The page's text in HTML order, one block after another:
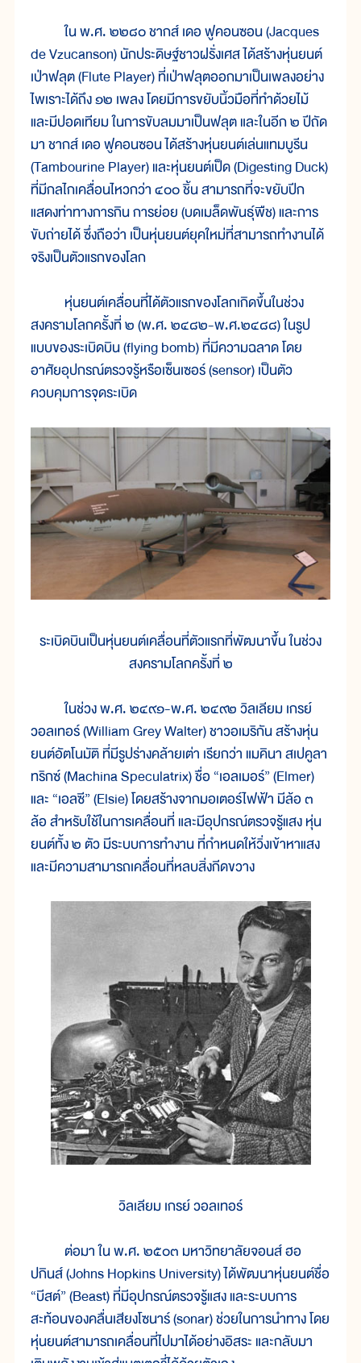
ใน พ.ศ. ๒๒๘๐ ชากส์ เดอ ฟูคอนซอน (Jacques
de Vzucanson) นักประดิษฐ์ชาวฝรั่งเศส ได้สร้างหุ่นยนต์
เป่าฟลุต (Flute Player) ที่เป่าฟลุตออกมาเป็นเพลงอย่าง
ไพเราะได้ถึง ๑๒ เพลง โดยมีการขยับนิ้วมือที่ทำด้วยไม้
และมีปอดเทียม ในการขับลมมาเป็นฟลุต และในอีก ๒ ปีถัด
มา ชากส์ เดอ ฟูคอนซอน ได้สร้างหุ่นยนต์เล่นแทมบูรีน
(Tambourine Player) และหุ่นยนต์เป็ด (Digesting Duck)
ที่มีกลไกเคลื่อนไหวกว่า ๔๐๐ ชิ้น สามารถที่จะขยับปีก
แสดงท่าทางการกิน การย่อย (บดเมล็ดพันธุ์พืช) และการ
ขับถ่ายได้ ซึ่งถือว่า เป็นหุ่นยนต์ยุคใหม่ที่สามารถทำงานได้
จริงเป็นตัวแรกของโลก
หุ่นยนต์เคลื่อนที่ได้ตัวแรกของโลกเกิดขึ้นในช่วง
สงครามโลกครั้งที่ ๒ (พ.ศ. ๒๔๘๒-พ.ศ.๒๔๘๘) ในรูป
แบบของระเบิดบิน (flying bomb) ที่มีความฉลาด โดย
อาศัยอุปกรณ์ตรวจรู้หรือเซ็นเซอร์ (sensor) เป็นตัว
ควบคุมการจุดระเบิด
ระเบิดบินเป็นหุ่นยนต์เคลื่อนที่ตัวแรกที่พัฒนาขึ้น ในช่วง
สงครามโลกครั้งที่ ๒
ในช่วง พ.ศ. ๒๔๙๑-พ.ศ. ๒๔๙๒ วิลเลียม เกรย์
วอลเทอร์ (William Grey Walter) ชาวอเมริกัน สร้างหุ่น
ยนต์อัตโนมัติ ที่มีรูปร่างคล้ายเต่า เรียกว่า แมคินา สเปคูลา
ทริกซ์ (Machina Speculatrix) ชื่อ “เอลเมอร์” (Elmer)
และ “เอลซี” (Elsie) โดยสร้างจากมอเตอร์ไฟฟ้า มีล้อ ๓
ล้อ สำหรับใช้ในการเคลื่อนที่ และมีอุปกรณ์ตรวจรู้แสง หุ่น
ยนต์ทั้ง ๒ ตัว มีระบบการทำงาน ที่กำหนดให้วิ่งเข้าหาแสง
และมีความสามารถเคลื่อนที่หลบสิ่งกีดขวาง
วิลเลียม เกรย์ วอลเทอร์
ต่อมา ใน พ.ศ. ๒๕๐๓ มหาวิทยาลัยจอนส์ ฮอ
ปกินส์ (Johns Hopkins University) ได้พัฒนาหุ่นยนต์ชื่อ
“บีสต์” (Beast) ที่มีอุปกรณ์ตรวจรู้แสง และระบบการ
สะท้อนของคลื่นเสียงโซนาร์ (sonar) ช่วยในการนำทาง โดย
หุ่นยนต์สามารถเคลื่อนที่ไปมาได้อย่างอิสระ และกลับมา